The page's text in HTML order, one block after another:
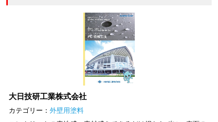
大日技研工業株式会社
カテゴリー：外壁用塗料